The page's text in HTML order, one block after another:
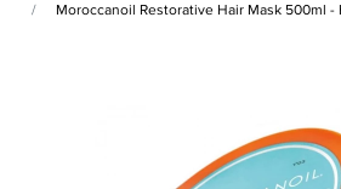
Moroccanoil Restorative Hair Mask 500ml -